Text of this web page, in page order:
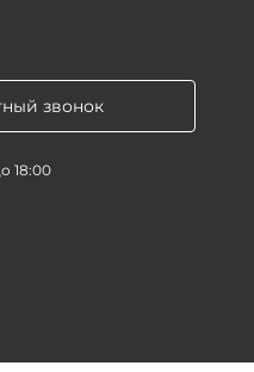
звонок
18:00